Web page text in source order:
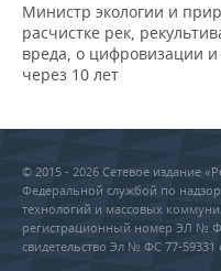
Министр экологии и
расчистке рек,
вреда, о цифровизации и
через 10 лет
© 2015 - 2026 Сетевое издание
Федеральной службой по
технологий и массовых
регистрационный номер ЭЛ №
свидетельство Эл № ФС 77-59331